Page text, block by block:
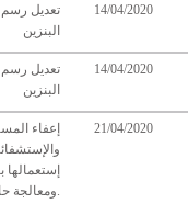
14/04/2020
تعديل رسم
البنزين
14/04/2020
تعديل رسم
البنزين
21/04/2020
إعفاء
ومعالجة حالات الإصابة به.